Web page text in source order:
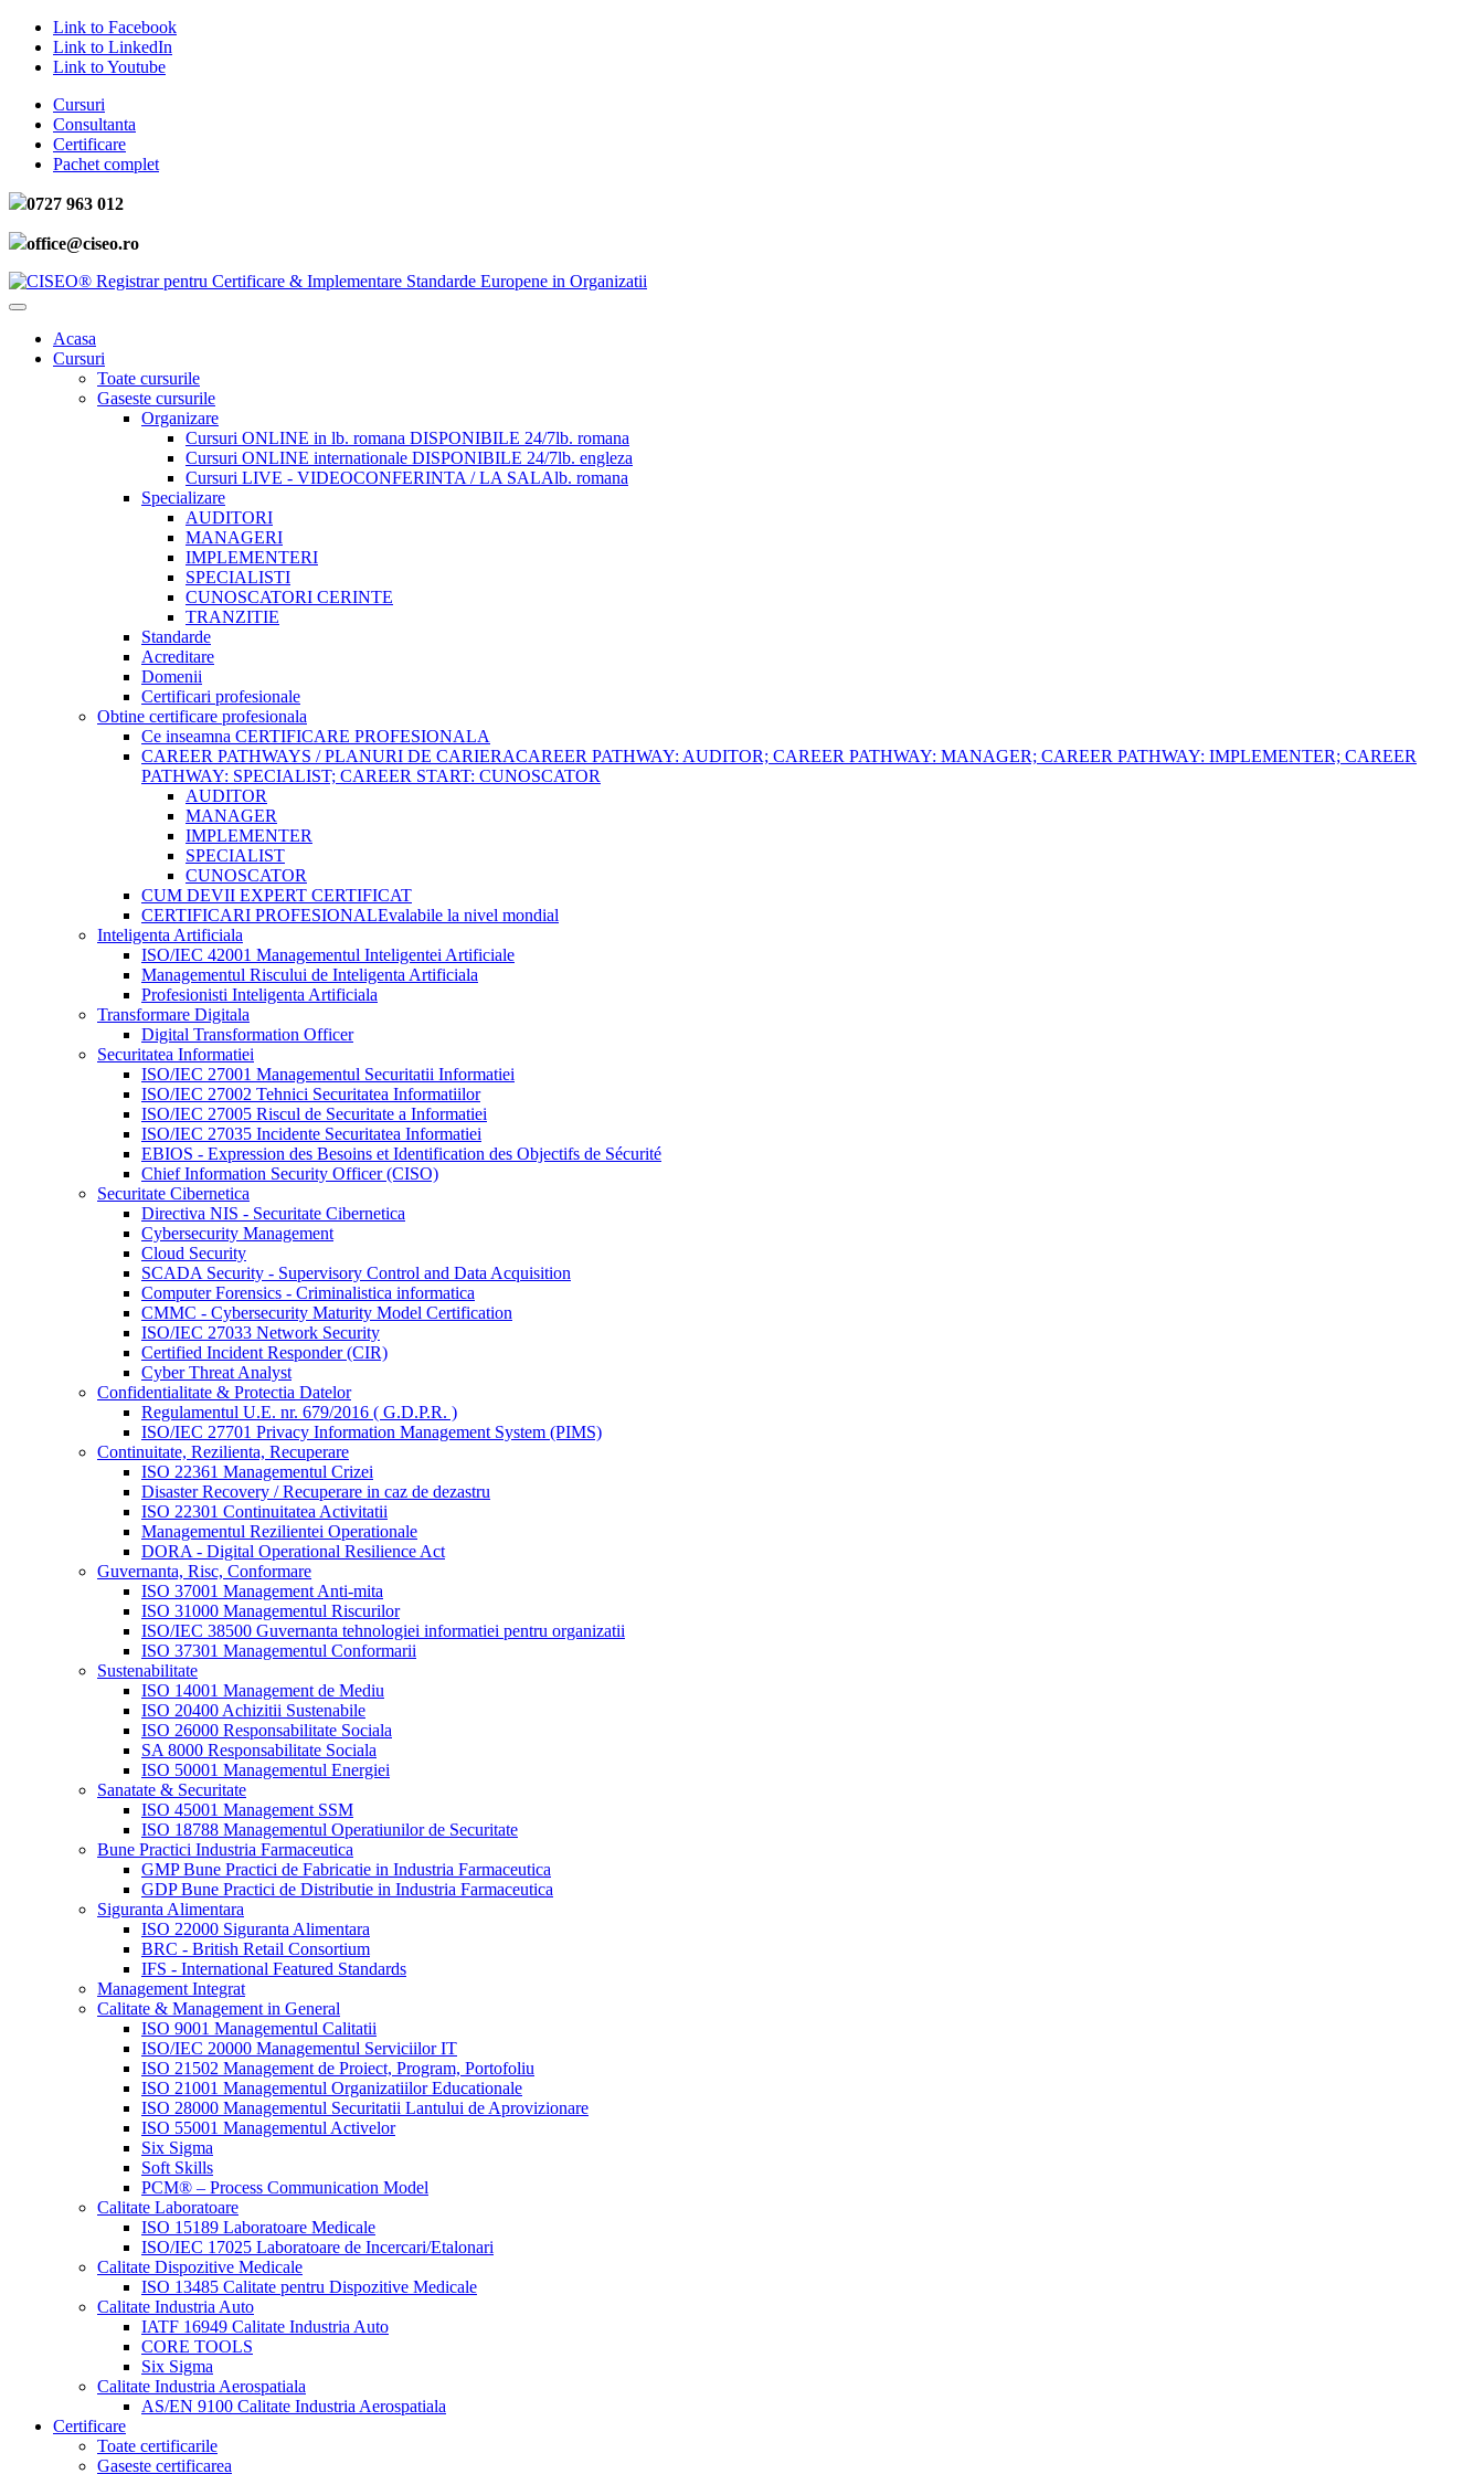
Link to Facebook
Link to LinkedIn
Link to Youtube
Cursuri
Consultanta
Certificare
Pachet complet
0727 963 012
office@ciseo.ro
Acasa
Cursuri
Toate cursurile
Gaseste cursurile
Organizare
Cursuri ONLINE in lb. romana DISPONIBILE 24/7lb. romana
Cursuri ONLINE internationale DISPONIBILE 24/7lb. engleza
Cursuri LIVE - VIDEOCONFERINTA / LA SALAlb. romana
Specializare
AUDITORI
MANAGERI
IMPLEMENTERI
SPECIALISTI
CUNOSCATORI CERINTE
TRANZITIE
Standarde
Acreditare
Domenii
Certificari profesionale
Obtine certificare profesionala
Ce inseamna CERTIFICARE PROFESIONALA
CAREER PATHWAYS / PLANURI DE CARIERACAREER PATHWAY: AUDITOR; CAREER PATHWAY: MANAGER; CAREER PATHWAY: IMPLEMENTER; CAREER
PATHWAY: SPECIALIST; CAREER START: CUNOSCATOR
AUDITOR
MANAGER
IMPLEMENTER
SPECIALIST
CUNOSCATOR
CUM DEVII EXPERT CERTIFICAT
CERTIFICARI PROFESIONALEvalabile la nivel mondial
Inteligenta Artificiala
ISO/IEC 42001 Managementul Inteligentei Artificiale
Managementul Riscului de Inteligenta Artificiala
Profesionisti Inteligenta Artificiala
Transformare Digitala
Digital Transformation Officer
Securitatea Informatiei
ISO/IEC 27001 Managementul Securitatii Informatiei
ISO/IEC 27002 Tehnici Securitatea Informatiilor
ISO/IEC 27005 Riscul de Securitate a Informatiei
ISO/IEC 27035 Incidente Securitatea Informatiei
EBIOS - Expression des Besoins et Identification des Objectifs de Sécurité
Chief Information Security Officer (CISO)
Securitate Cibernetica
Directiva NIS - Securitate Cibernetica
Cybersecurity Management
Cloud Security
SCADA Security - Supervisory Control and Data Acquisition
Computer Forensics - Criminalistica informatica
CMMC - Cybersecurity Maturity Model Certification
ISO/IEC 27033 Network Security
Certified Incident Responder (CIR)
Cyber Threat Analyst
Confidentialitate & Protectia Datelor
Regulamentul U.E. nr. 679/2016 ( G.D.P.R. )
ISO/IEC 27701 Privacy Information Management System (PIMS)
Continuitate, Rezilienta, Recuperare
ISO 22361 Managementul Crizei
Disaster Recovery / Recuperare in caz de dezastru
ISO 22301 Continuitatea Activitatii
Managementul Rezilientei Operationale
DORA - Digital Operational Resilience Act
Guvernanta, Risc, Conformare
ISO 37001 Management Anti-mita
ISO 31000 Managementul Riscurilor
ISO/IEC 38500 Guvernanta tehnologiei informatiei pentru organizatii
ISO 37301 Managementul Conformarii
Sustenabilitate
ISO 14001 Management de Mediu
ISO 20400 Achizitii Sustenabile
ISO 26000 Responsabilitate Sociala
SA 8000 Responsabilitate Sociala
ISO 50001 Managementul Energiei
Sanatate & Securitate
ISO 45001 Management SSM
ISO 18788 Managementul Operatiunilor de Securitate
Bune Practici Industria Farmaceutica
GMP Bune Practici de Fabricatie in Industria Farmaceutica
GDP Bune Practici de Distributie in Industria Farmaceutica
Siguranta Alimentara
ISO 22000 Siguranta Alimentara
BRC - British Retail Consortium
IFS - International Featured Standards
Management Integrat
Calitate & Management in General
ISO 9001 Managementul Calitatii
ISO/IEC 20000 Managementul Serviciilor IT
ISO 21502 Management de Proiect, Program, Portofoliu
ISO 21001 Managementul Organizatiilor Educationale
ISO 28000 Managementul Securitatii Lantului de Aprovizionare
ISO 55001 Managementul Activelor
Six Sigma
Soft Skills
PCM® – Process Communication Model
Calitate Laboratoare
ISO 15189 Laboratoare Medicale
ISO/IEC 17025 Laboratoare de Incercari/Etalonari
Calitate Dispozitive Medicale
ISO 13485 Calitate pentru Dispozitive Medicale
Calitate Industria Auto
IATF 16949 Calitate Industria Auto
CORE TOOLS
Six Sigma
Calitate Industria Aerospatiala
AS/EN 9100 Calitate Industria Aerospatiala
Certificare
Toate certificarile
Gaseste certificarea